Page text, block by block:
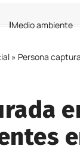
Medio ambiente
» Persona